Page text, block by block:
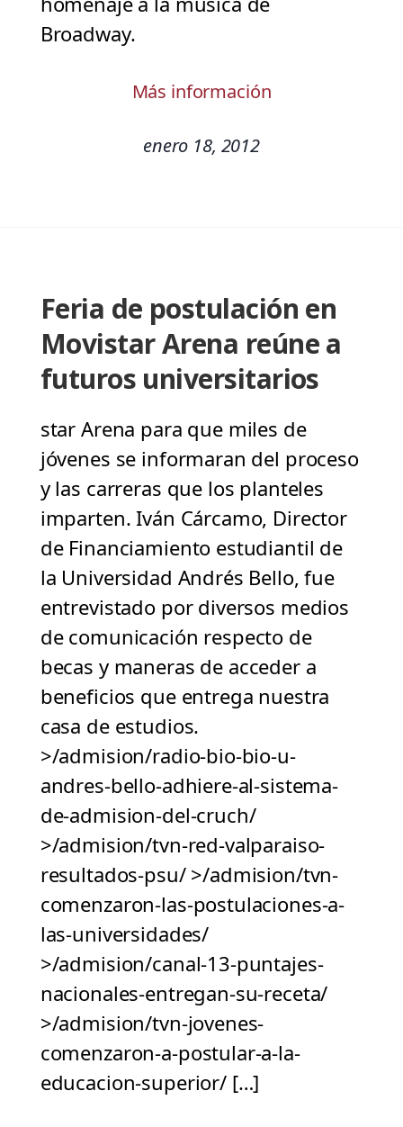
Broadway.
Más información
enero 18, 2012
Feria de postulación en
Movistar Arena reúne a
futuros universitarios
star Arena para que miles de
jóvenes se informaran del proceso
y las carreras que los planteles
imparten. Iván Cárcamo, Director
de Financiamiento estudiantil de
la Universidad Andrés Bello, fue
entrevistado por diversos medios
de comunicación respecto de
becas y maneras de acceder a
beneficios que entrega nuestra
casa de estudios.
>/admision/radio-bio-bio-u-
andres-bello-adhiere-al-sistema-
de-admision-del-cruch/
>/admision/tvn-red-valparaiso-
resultados-psu/ >/admision/tvn-
comenzaron-las-postulaciones-a-
las-universidades/
>/admision/canal-13-puntajes-
nacionales-entregan-su-receta/
>/admision/tvn-jovenes-
comenzaron-a-postular-a-la-
educacion-superior/ […]